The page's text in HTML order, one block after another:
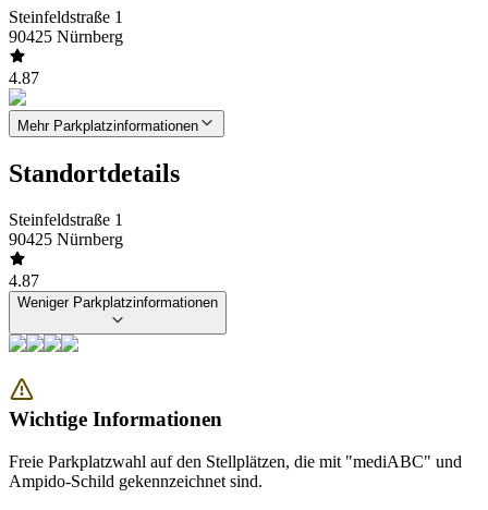
Steinfeldstraße 1
90425 Nürnberg
4.87
Mehr Parkplatzinformationen
Standortdetails
Steinfeldstraße 1
90425 Nürnberg
4.87
Weniger Parkplatzinformationen
Wichtige Informationen
Freie Parkplatzwahl auf den Stellplätzen, die mit "mediABC" und
Ampido-Schild gekennzeichnet sind.